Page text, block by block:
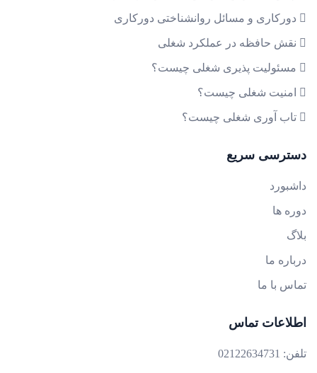
دورکاری و مسائل روانشناختی دورکاری
نقش حافظه در عملکرد شغلی
مسئولیت پذیری شغلی چیست؟
امنیت شغلی چیست؟
تاب آوری شغلی چیست؟
دسترسی سریع
داشبورد
دوره ها
بلاگ
درباره ما
تماس با ما
اطلاعات تماس
تلفن: 02122634731